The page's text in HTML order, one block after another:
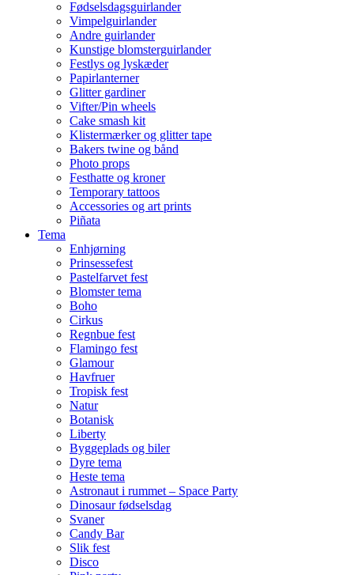
Fødselsdagsguirlander
Vimpelguirlander
Andre guirlander
Kunstige blomsterguirlander
Festlys og lyskæder
Papirlanterner
Glitter gardiner
Vifter/Pin wheels
Cake smash kit
Klistermærker og glitter tape
Bakers twine og bånd
Photo props
Festhatte og kroner
Temporary tattoos
Accessories og art prints
Piñata
Tema
Enhjørning
Prinsessefest
Pastelfarvet fest
Blomster tema
Boho
Cirkus
Regnbue fest
Flamingo fest
Glamour
Havfruer
Tropisk fest
Natur
Botanisk
Liberty
Byggeplads og biler
Dyre tema
Heste tema
Astronaut i rummet – Space Party
Dinosaur fødselsdag
Svaner
Candy Bar
Slik fest
Disco